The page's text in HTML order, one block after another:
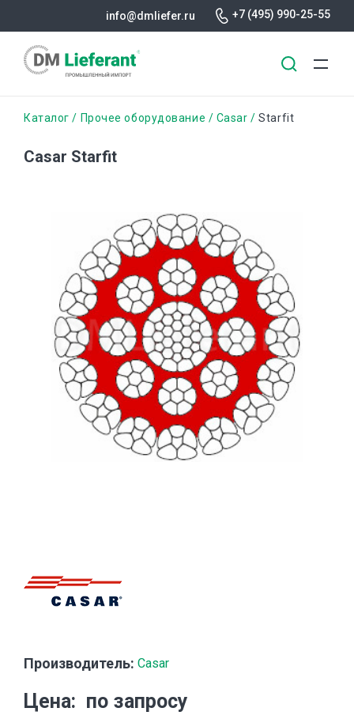
основному
содержанию
info@dmliefer.ru +7 (495) 990-25-55
Строка
навигации
Каталог Прочее оборудование Casar Starfit
Casar Starfit
Производитель: Casar
Цена по запросу